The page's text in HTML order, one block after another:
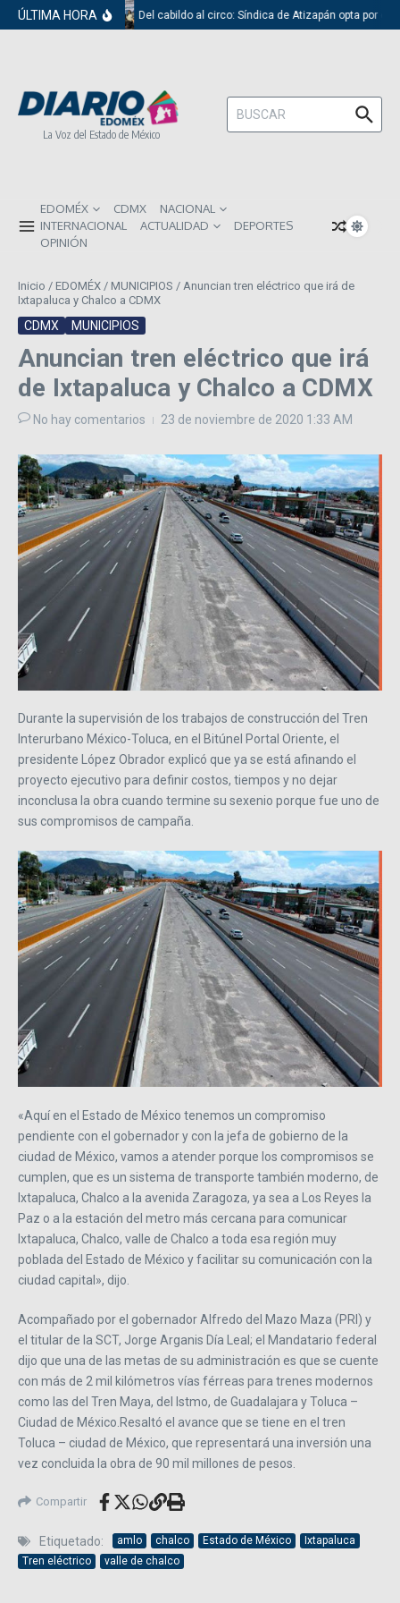
Saltar al contenido
ÚLTIMA HORA Del cabildo al circo: Síndica de Atizapán opta por el
La Voz del Estado de México
Buscar:
EDOMÉX CDMX
NACIONAL
INTERNACIONAL
ACTUALIDAD
DEPORTES
OPINIÓN
Inicio / EDOMÉX / MUNICIPIOS / Anuncian tren eléctrico que irá de
Ixtapaluca y Chalco a CDMX
CDMX MUNICIPIOS
Anuncian tren eléctrico que irá
de Ixtapaluca y Chalco a CDMX
No hay comentarios 23 de noviembre de 2020 1:33 AM
Durante la supervisión de los trabajos de construcción del Tren
Interurbano México-Toluca, en el Bitúnel Portal Oriente, el
presidente López Obrador explicó que ya se está afinando el
proyecto ejecutivo para definir costos, tiempos y no dejar
inconclusa la obra cuando termine su sexenio porque fue uno de
sus compromisos de campaña.
«Aquí en el Estado de México tenemos un compromiso
pendiente con el gobernador y con la jefa de gobierno de la
ciudad de México, vamos a atender porque los compromisos se
cumplen, que es un sistema de transporte también moderno, de
Ixtapaluca, Chalco a la avenida Zaragoza, ya sea a Los Reyes la
Paz o a la estación del metro más cercana para comunicar
Ixtapaluca, Chalco, valle de Chalco a toda esa región muy
poblada del Estado de México y facilitar su comunicación con la
ciudad capital», dijo.
Acompañado por el gobernador Alfredo del Mazo Maza (PRI) y
el titular de la SCT, Jorge Arganis Día Leal; el Mandatario federal
dijo que una de las metas de su administración es que se cuente
con más de 2 mil kilómetros vías férreas para trenes modernos
como las del Tren Maya, del Istmo, de Guadalajara y Toluca –
Ciudad de México.Resaltó el avance que se tiene en el tren
Toluca – ciudad de México, que representará una inversión una
vez concluida la obra de 90 mil millones de pesos.
Compartir
Etiquetado: amlo chalco Estado de México
Ixtapaluca
Tren eléctrico
valle de chalco